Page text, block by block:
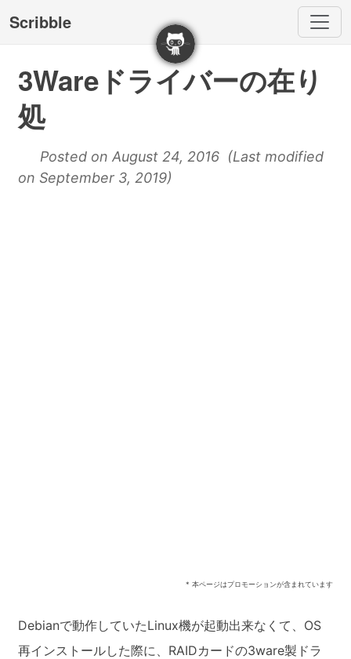
Scribble
3Wareドライバーの在り
処
Posted on August 24, 2016 (Last modified
on September 3, 2019)
* 本ページはプロモーションが含まれています
Debianで動作していたLinux機が起動出来なくて、OS
再インストールした際に、RAIDカードの3ware製ドラ